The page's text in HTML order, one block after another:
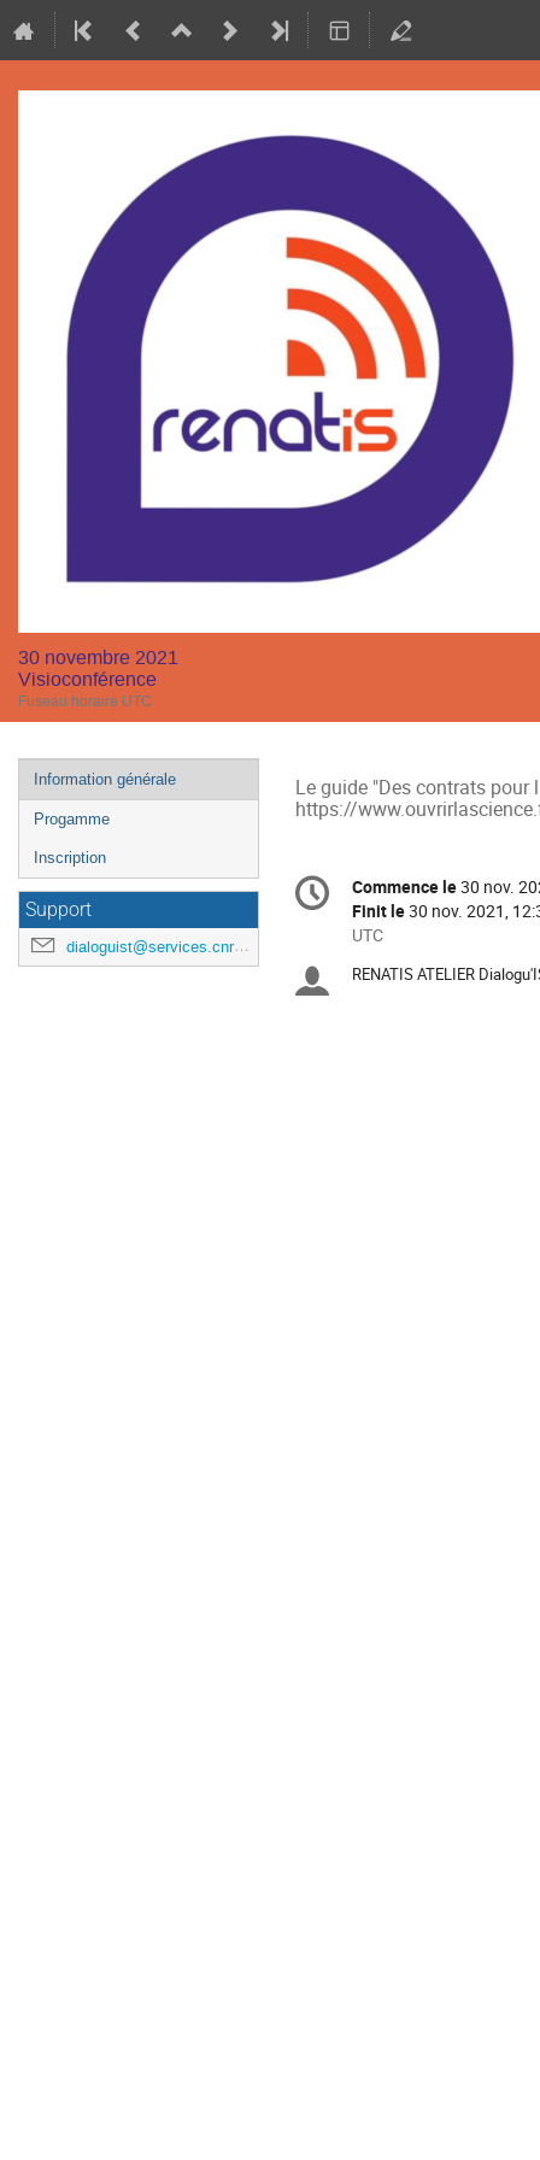
30 novembre 2021
Visioconférence
Fuseau horaire UTC
Menu
de
l'événement
Information générale
Progamme
Inscription
Support
dialoguist@services.cnrs.fr
Le guide "Des contrats pour
https://
Information
de
conférence
Date/Heure
Commence le30 nov.
Finit le30 nov. 2021,
Toutes
horaires
UTC
Présidents
RENATIS ATELIER